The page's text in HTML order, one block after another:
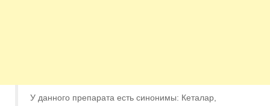
У данного препарата есть синонимы: Кеталар,